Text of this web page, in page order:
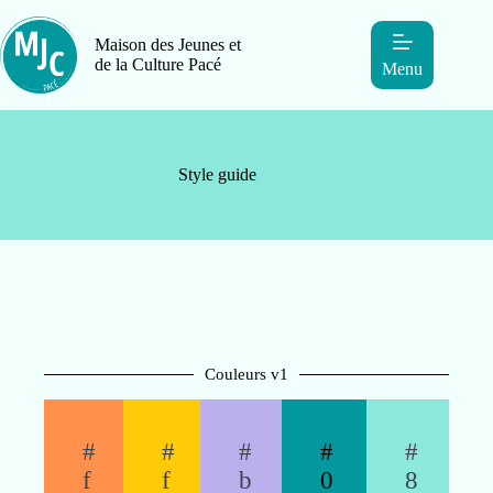
Maison des Jeunes et
de la Culture Pacé
Menu
Style guide
Couleurs v1
#
f
#
f
#
b
#
0
#
8